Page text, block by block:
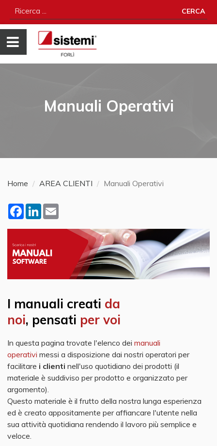
CERCA
Manuali Operativi
Home AREA CLIENTI Manuali Operativi
Facebook
LinkedIn
I manuali creati da
noi, pensati per voi
In questa pagina trovate l'elenco dei manuali
operativi messi a disposizione dai nostri operatori per
facilitare i clienti nell'uso quotidiano dei prodotti (il
materiale è suddiviso per prodotto e organizzato per
argomento).
Questo materiale è il frutto della nostra lunga esperienza
ed è creato appositamente per affiancare l'utente nella
sua attività quotidiana rendendo il lavoro più semplice e
veloce.